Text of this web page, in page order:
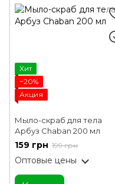
Хит
−20%
Акция
Мыло-скраб для тела
Арбуз Chaban 200 мл
159 грн 199 грн
Оптовые цены